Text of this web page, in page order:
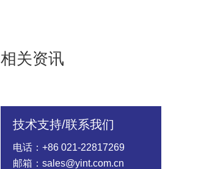
相关资讯
技术支持/联系我们
电话：+86 021-22817269
邮箱：sales@yint.com.cn